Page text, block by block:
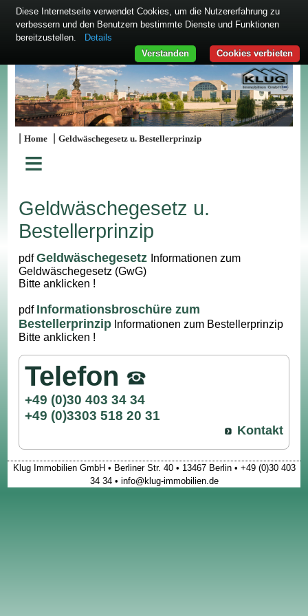
|Home |Geldwäschegesetz u. Bestellerprinzip
≡
Geldwäschegesetz u.
Bestellerprinzip
pdfGeldwäschegesetz Informationen zum
Geldwäschegesetz (GwG)
Bitte anklicken !
pdf Informationsbroschüre zum
Bestellerprinzip Informationen zum Bestellerprinzip
Bitte anklicken !
Telefon
+49 (0)30 403 34 34
+49 (0)3303 518 20 31
Kontakt
Klug Immobilien GmbH • Berliner Str. 40 • 13467 Berlin • +49 (0)30 403
34 34 • info@klug-immobilien.de
Diese Internetseite verwendet Cookies, um die Nutzererfahrung zu
verbessern und den Benutzern bestimmte Dienste und Funktionen
bereitzustellen.
Details
Cookies verbieten
Verstanden